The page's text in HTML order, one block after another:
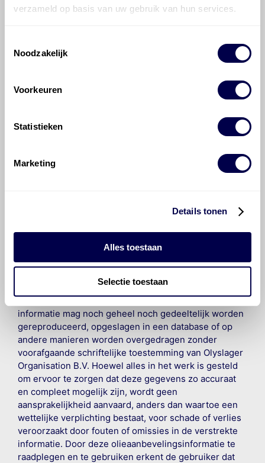
verzameld op basis van uw gebruik van hun services.
Noodzakelijk
Voorkeuren
Statistieken
Marketing
Details tonen
Alles toestaan
Selectie toestaan
Citroën Jumper / Relay?
Hoe vaak moet de motorolie ververst
©OlyslagerAlle rechten voorbehouden. Deze
informatie mag noch geheel noch gedeeltelijk worden
gereproduceerd, opgeslagen in een database of op
andere manieren worden overgedragen zonder
voorafgaande schriftelijke toestemming van Olyslager
Organisation B.V. Hoewel alles in het werk is gesteld
om ervoor te zorgen dat deze gegevens zo accuraat
en compleet mogelijk zijn, wordt geen
aansprakelijkheid aanvaard, anders dan waartoe een
wettelijke verplichting bestaat, voor schade of verlies
veroorzaakt door fouten of omissies in de verstrekte
informatie. Door deze olieaanbevelingsinformatie te
raadplegen en te gebruiken erkent de gebruiker dat